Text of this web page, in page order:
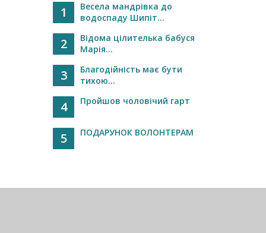
1
Весела мандрівка до
водоспаду Шипіт...
2
Відома цілителька бабуся
Марія...
3
Благодійність має бути
тихою...
4 Пройшов чоловічий гарт
5 ПОДАРУНОК ВОЛОНТЕРАМ